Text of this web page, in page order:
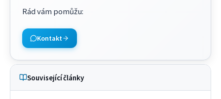
Rád vám pomůžu:
Kontakt
Související články